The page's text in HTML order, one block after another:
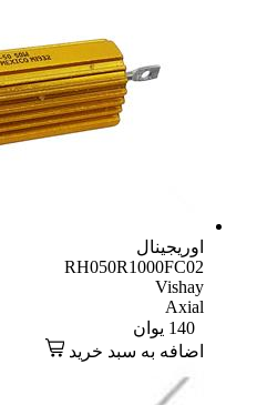
اوریجینال
RH050R1000FC02
Vishay
Axial
140 یوان
اضافه به سبد خرید